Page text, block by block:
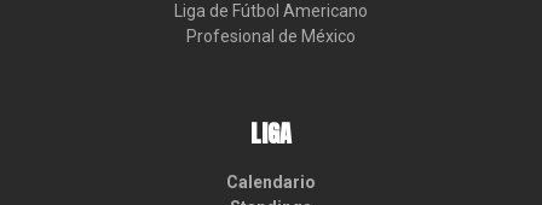
Liga de Fútbol Americano
Profesional de México
LIGA
Calendario